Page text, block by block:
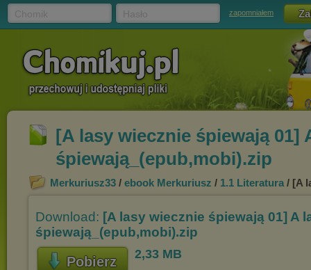
zapomniałem
[A lasy wiecznie śpiewają 01]
śpiewają_(epub,mobi).zip
Merkuriusz33 / ebook Merkuriusz / 1.1 Literatura / [A
Download: [A lasy wiecznie śpiewają 01] A
śpiewają_(epub,mobi).zip
Pobierz 2,33 MB